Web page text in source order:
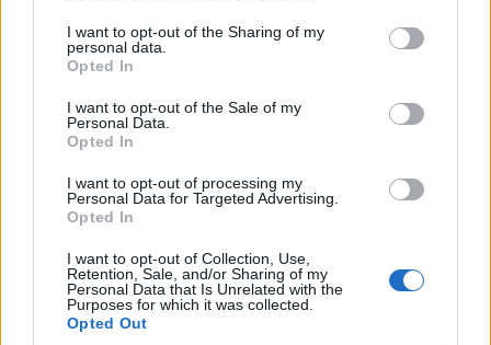
not limited to your visit or usage behaviour. You may click to
grant or deny consent to Google and its third-party tags to
use your data for below specified purposes in below Google
consent section.
I want to opt-out of the Sharing of my
personal data.
Opted In
I want to opt-out of the Sale of my
Personal Data.
Opted In
I want to opt-out of processing my
Personal Data for Targeted Advertising.
Opted In
I want to opt-out of Collection, Use,
Retention, Sale, and/or Sharing of my
Personal Data that Is Unrelated with the
Purposes for which it was collected.
Opted Out
AUTOR